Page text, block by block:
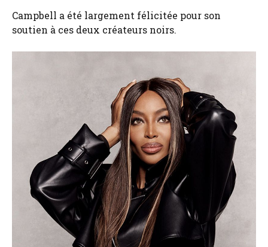
Campbell a été largement félicitée pour son
soutien à ces deux créateurs noirs.